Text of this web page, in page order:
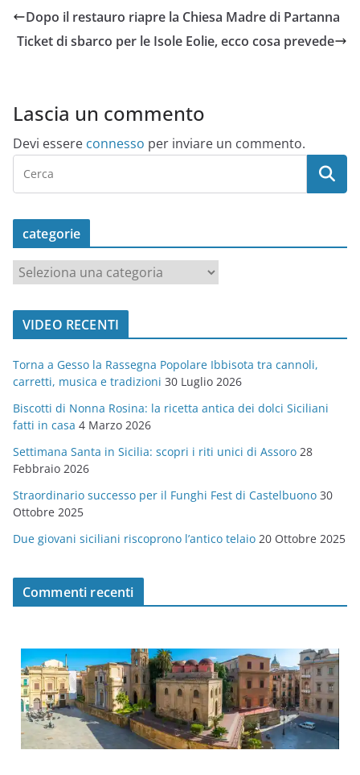
Dopo il restauro riapre la Chiesa Madre di Partanna
Ticket di sbarco per le Isole Eolie, ecco cosa prevede
Lascia un commento
Devi essere connesso per inviare un commento.
categorie
t
o
r
i
e
VIDEO RECENTI
Torna a Gesso la Rassegna Popolare Ibbisota tra cannoli,
carretti, musica e tradizioni 30 Luglio 2026
Biscotti di Nonna Rosina: la ricetta antica dei dolci Siciliani
fatti in casa 4 Marzo 2026
Settimana Santa in Sicilia: scopri i riti unici di Assoro 28
Febbraio 2026
Straordinario successo per il Funghi Fest di Castelbuono 30
Ottobre 2025
Due giovani siciliani riscoprono l’antico telaio 20 Ottobre 2025
Commenti recenti